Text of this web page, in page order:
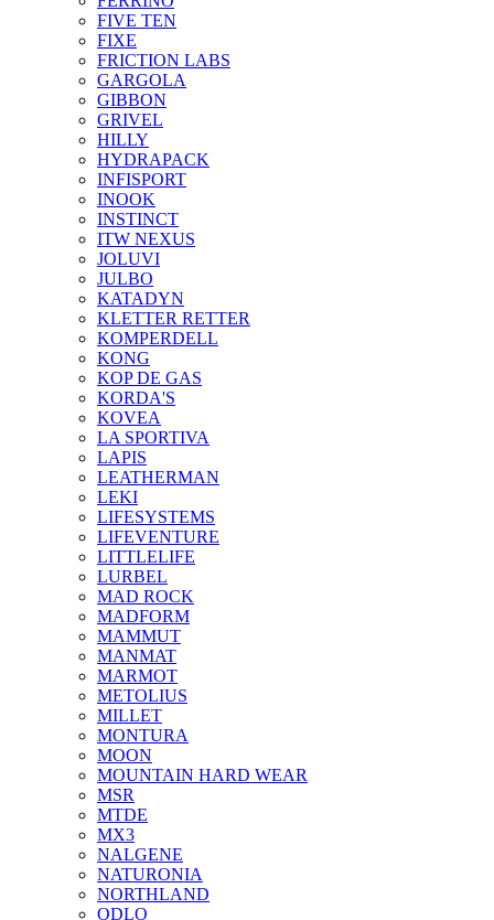
FIVE TEN
FIXE
FRICTION LABS
GARGOLA
GIBBON
GRIVEL
HILLY
HYDRAPACK
INFISPORT
INOOK
INSTINCT
ITW NEXUS
JOLUVI
JULBO
KATADYN
KLETTER RETTER
KOMPERDELL
KONG
KOP DE GAS
KORDA'S
KOVEA
LA SPORTIVA
LAPIS
LEATHERMAN
LEKI
LIFESYSTEMS
LIFEVENTURE
LITTLELIFE
LURBEL
MAD ROCK
MADFORM
MAMMUT
MANMAT
MARMOT
METOLIUS
MILLET
MONTURA
MOON
MOUNTAIN HARD WEAR
MSR
MTDE
MX3
NALGENE
NATURONIA
NORTHLAND
ODLO